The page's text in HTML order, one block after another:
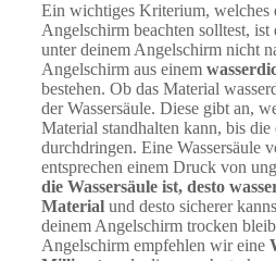
Ein wichtiges Kriterium, welches
Angelschirm beachten solltest,
unter deinem Angelschirm nicht
Angelschirm aus einem
bestehen. Ob das Material
der Wassersäule. Diese gibt an,
Material standhalten kann, bis die
durchdringen. Eine Wassersäule
entsprechen einem Druck von
die Wassersäule ist, desto
Material und desto sicherer
deinem Angelschirm trocken
Angelschirm empfehlen wir eine